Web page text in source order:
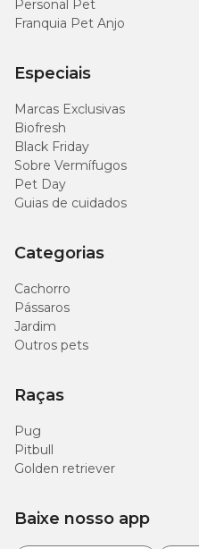
Personal Pet
Franquia Pet Anjo
Especiais
Marcas Exclusivas
Biofresh
Black Friday
Sobre Vermífugos
Pet Day
Guias de cuidados
Categorias
Cachorro
Pássaros
Jardim
Outros pets
Raças
Pug
Pitbull
Golden retriever
Baixe nosso app